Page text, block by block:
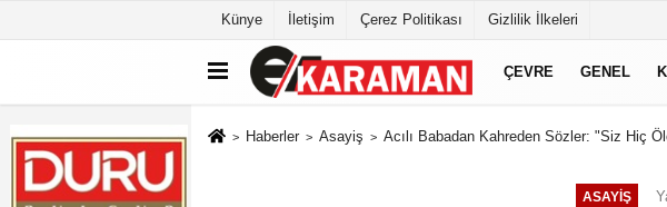
Künye İletişim Çerez Politikası Gizlilik İlkeleri
ÇEVRE GENEL
Haberler Asayiş Acılı Babadan Kahreden Sözler: "Siz Hiç
ASAYIŞ